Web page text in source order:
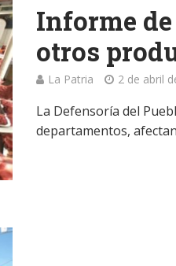
Informe
otros
La Patria 2 de abril
La Defensoría del
departamentos,